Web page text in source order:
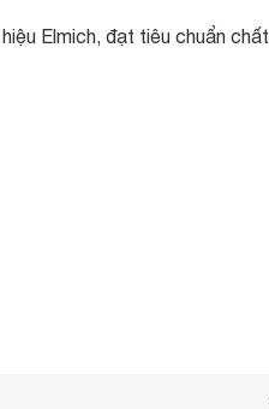
Elmich, đạt tiêu chuẩn chất